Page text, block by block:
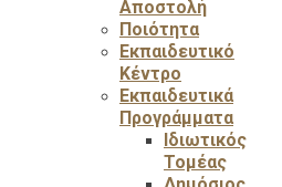
Αποστολή
Ποιότητα
Εκπαιδευτικό
Κέντρο
Εκπαιδευτικά
Προγράμματα
Ιδιωτικός
Τομέας